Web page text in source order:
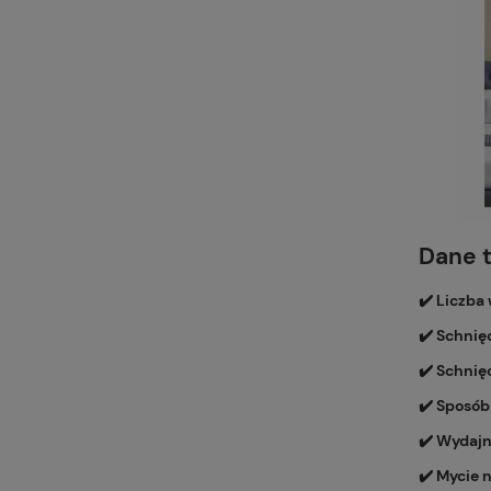
Dane
✔️ Liczba
✔️
✔️
✔️
✔️
✔️ Mycie